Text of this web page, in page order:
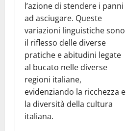
l’azione di stendere i panni
ad asciugare. Queste
variazioni linguistiche sono
il riflesso delle diverse
pratiche e abitudini legate
al bucato nelle diverse
regioni italiane,
evidenziando la ricchezza e
la diversità della cultura
italiana.